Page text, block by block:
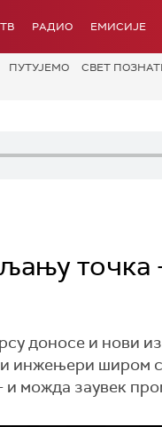
ТВ РАДИО ЕМИСИЈЕ
ПУТУЈЕМО СВЕТ
точка
доносе и нови
широм
и можда заувек